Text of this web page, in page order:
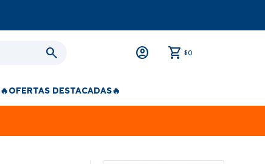
$0
🔥OFERTAS DESTACADAS🔥